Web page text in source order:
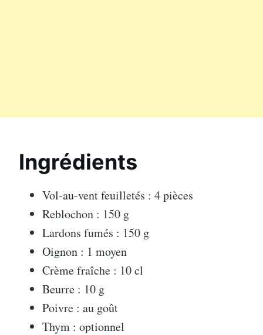
Ingrédients
Vol-au-vent feuilletés : 4 pièces
Reblochon : 150 g
Lardons fumés : 150 g
Oignon : 1 moyen
Crème fraîche : 10 cl
Beurre : 10 g
Poivre : au goût
Thym : optionnel